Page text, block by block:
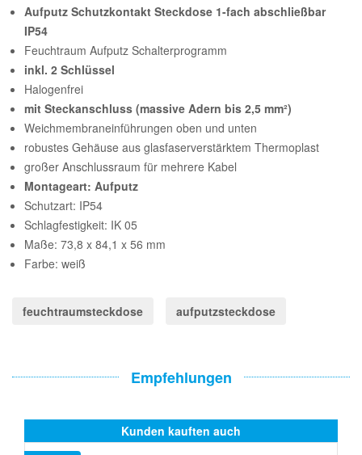
Aufputz Schutzkontakt Steckdose 1-fach abschließbar
IP54
Feuchtraum Aufputz Schalterprogramm
inkl. 2 Schlüssel
Halogenfrei
mit Steckanschluss (massive Adern bis 2,5 mm²)
Weichmembraneinführungen oben und unten
robustes Gehäuse aus glasfaserverstärktem Thermoplast
großer Anschlussraum für mehrere Kabel
Montageart: Aufputz
Schutzart: IP54
Schlagfestigkeit: IK 05
Maße: 73,8 x 84,1 x 56 mm
Farbe: weiß
feuchtraumsteckdose aufputzsteckdose
Empfehlungen
Kunden kauften auch